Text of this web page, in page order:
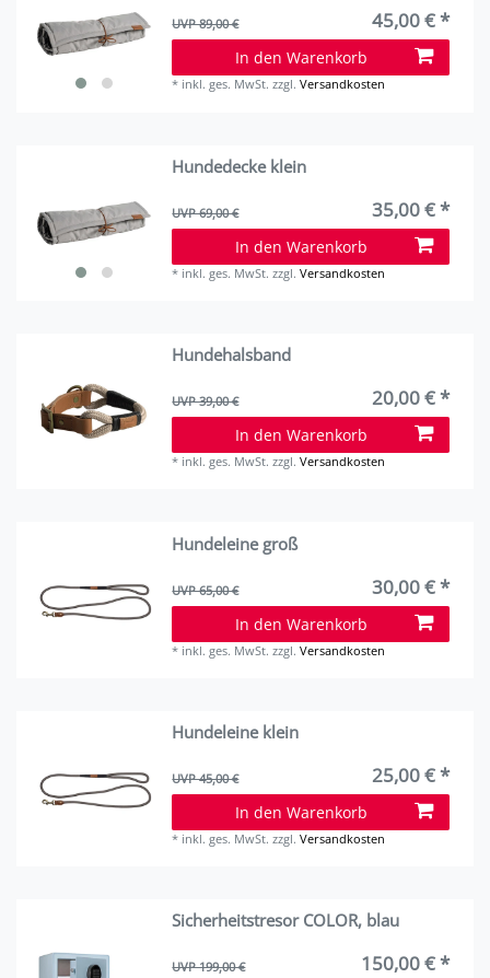
UVP 89,00 € 45,00 € *
In den Warenkorb
* inkl. ges. MwSt. zzgl.Versandkosten
Hundedecke klein
UVP 69,00 € 35,00 € *
In den Warenkorb
* inkl. ges. MwSt. zzgl.Versandkosten
Hundehalsband
UVP 39,00 € 20,00 € *
In den Warenkorb
* inkl. ges. MwSt. zzgl.Versandkosten
Hundeleine groß
UVP 65,00 € 30,00 € *
In den Warenkorb
* inkl. ges. MwSt. zzgl.Versandkosten
Hundeleine klein
UVP 45,00 € 25,00 € *
In den Warenkorb
* inkl. ges. MwSt. zzgl.Versandkosten
Sicherheitstresor COLOR, blau
UVP 199,00 € 150,00 € *